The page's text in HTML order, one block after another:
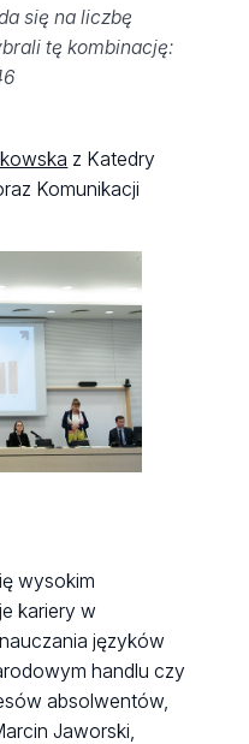
się na liczbę
tę kombinację:
z Katedry
Komunikacji
wysokim
kariery w
języków
handlu czy
absolwentów,
Jaworski,